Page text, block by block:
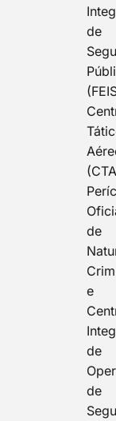
de
de
e
de
de